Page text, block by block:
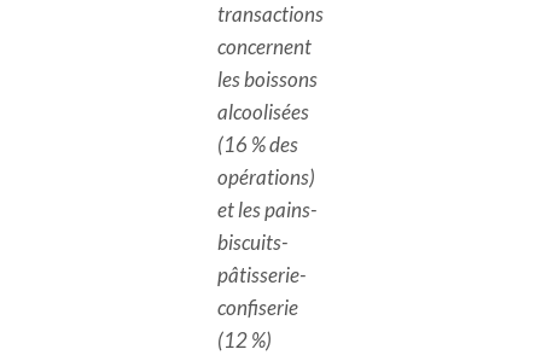
transactions
concernent
les boissons
alcoolisées
(16 % des
opérations)
et les pains-
biscuits-
pâtisserie-
confiserie
(12 %)